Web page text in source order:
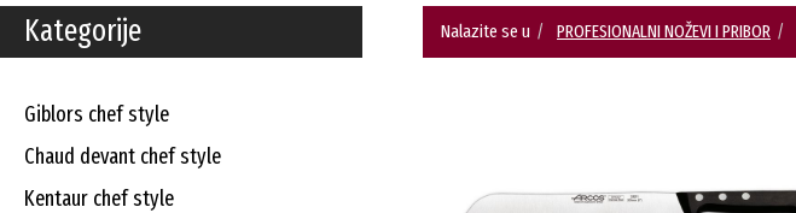
Kategorije
giblors chef style
chaud devant chef style
kentaur chef style
Nalazite se u PROFESIONALNI NOŽEVI I PRIBOR